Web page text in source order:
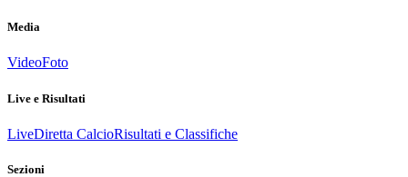
Media
VideoFoto
Live e Risultati
LiveDiretta CalcioRisultati e Classifiche
Sezioni